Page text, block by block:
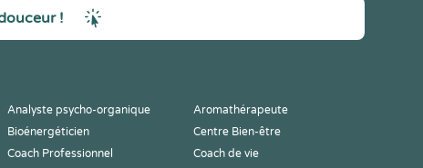
!
Analyste psycho-organique
Aromathérapeute
Bioénergéticien
Centre Bien-être
Coach Professionnel
Coach de vie